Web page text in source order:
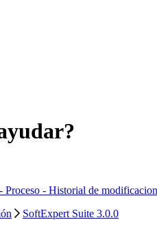
Proceso - Historial de
SoftExpert Suite 3.0.0